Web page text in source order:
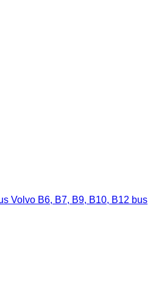
Volvo B6, B7, B9, B10, B12 bus